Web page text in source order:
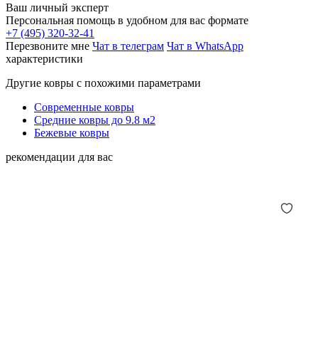
Ваш личный эксперт
Персональная помощь в удобном для вас формате
+7 (495) 320-32-41
Перезвоните мне Чат в телеграм Чат в WhatsApp
характеристики
Другие ковры с похожими параметрами
Современные ковры
Средние ковры до 9.8 м2
Бежевые ковры
рекомендации для вас